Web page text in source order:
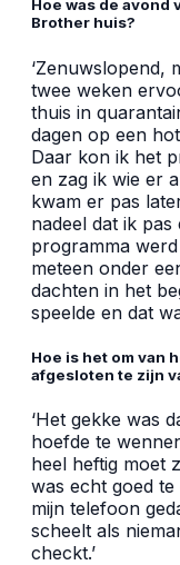
Hoe was de avond
Brother huis?
‘Zenuwslopend,
twee weken
thuis in
dagen op een
Daar kon ik het
en zag ik wie er
kwam er pas
nadeel dat ik
programma
meteen onder
dachten in het
speelde en dat
Hoe is het om van
afgesloten te zijn
‘Het gekke was
hoefde te
heel heftig moet
was echt goed
mijn telefoon
scheelt als
checkt.’